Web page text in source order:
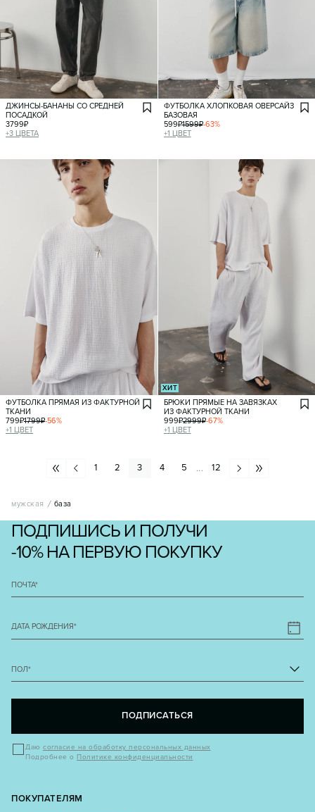
ДЖИНСЫ-БАНАНЫ СО СРЕДНЕЙ
ПОСАДКОЙ
3799₽
+3 ЦВЕТА
ФУТБОЛКА ХЛОПКОВАЯ ОВЕРСАЙЗ
БАЗОВАЯ
599₽1599₽-63%
+1 ЦВЕТ
ФУТБОЛКА ПРЯМАЯ ИЗ ФАКТУРНОЙ
ТКАНИ
799₽1799₽-56%
+1 ЦВЕТ
ХИТ
БРЮКИ ПРЯМЫЕ НА ЗАВЯЗКАХ
ИЗ ФАКТУРНОЙ ТКАНИ
999₽2999₽-67%
+1 ЦВЕТ
1 2 3 4 5 ... 12
мужская база
ПОДПИШИСЬ И ПОЛУЧИ
-10% НА ПЕРВУЮ ПОКУПКУ
ПОЧТА*
ДАТА РОЖДЕНИЯ*
ПОЛ*
ПОДПИСАТЬСЯ
Даю согласие на обработку персональных данных
Подробнее о Политике конфиденциальности
ПОКУПАТЕЛЯМ